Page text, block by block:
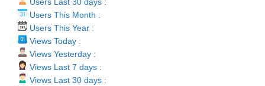
Users This Month :
Users This Year :
Views Today :
Views Yesterday :
Views Last 7 days :
Views Last 30 days :